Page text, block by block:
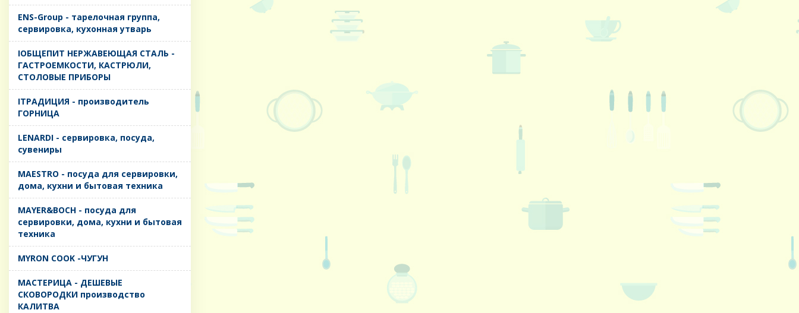
ENS-Group - тарелочная группа,
сервировка, кухонная утварь
IОБЩЕПИТ НЕРЖАВЕЮЩАЯ СТАЛЬ -
ГАСТРОЕМКОСТИ, КАСТРЮЛИ,
СТОЛОВЫЕ ПРИБОРЫ
IТРАДИЦИЯ - производитель
ГОРНИЦА
LENARDI - сервировка, посуда,
сувениры
MAESTRO - посуда для сервировки,
дома, кухни и бытовая техника
MAYER&BOCH - посуда для
сервировки, дома, кухни и бытовая
техника
MYRON COOK -ЧУГУН
MАСТЕРИЦА - ДЕШЕВЫЕ
СКОВОРОДКИ производство
КАЛИТВА